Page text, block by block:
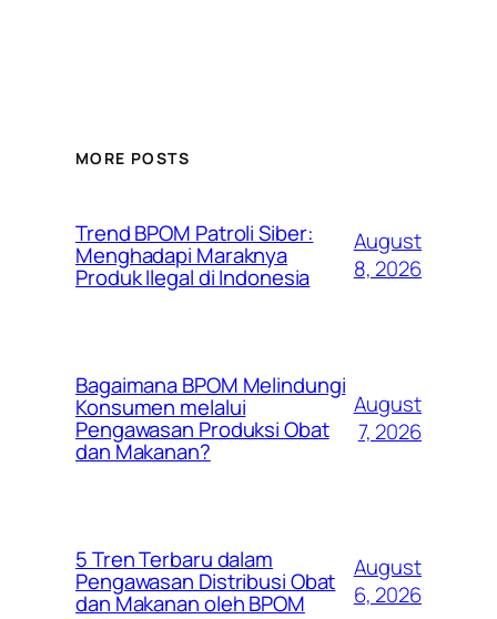
MORE POSTS
Trend BPOM Patroli Siber:
Menghadapi Maraknya
Produk Ilegal di Indonesia
August
8, 2026
Bagaimana BPOM Melindungi
Konsumen melalui
Pengawasan Produksi Obat
dan Makanan?
August
7, 2026
5 Tren Terbaru dalam
Pengawasan Distribusi Obat
dan Makanan oleh BPOM
August
6, 2026